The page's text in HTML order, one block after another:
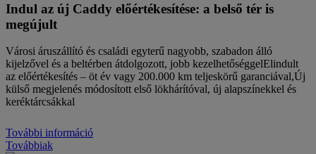
Indul az új Caddy előértékesítése: a belső tér is
megújult
Városi áruszállító és családi egyterű nagyobb, szabadon álló
kijelzővel és a beltérben átdolgozott, jobb kezelhetőséggelElindult
az előértékesítés – öt év vagy 200.000 km teljeskörű garanciával,Új
külső megjelenés módosított első lökhárítóval, új alapszínekkel és
keréktárcsákkal
További információ
Továbbiak